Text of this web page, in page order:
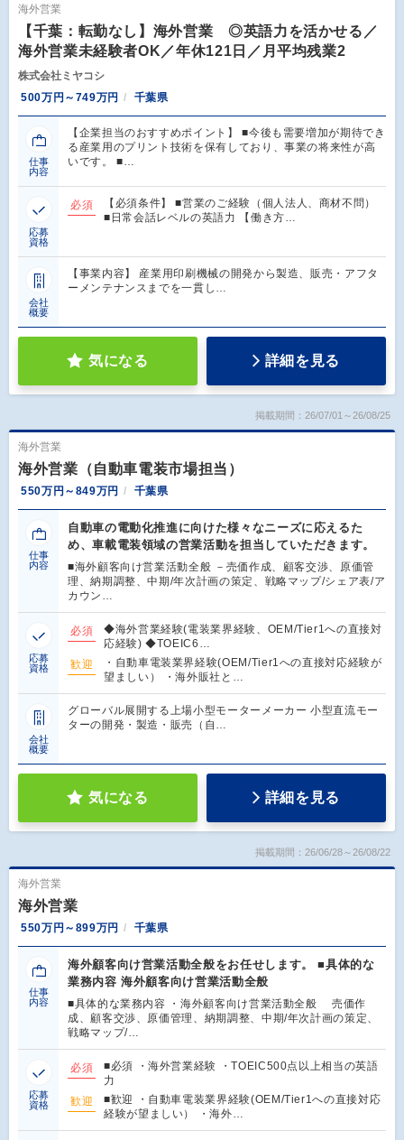
海外営業
【千葉：転勤なし】海外営業 ◎英語力を活かせる／
海外営業未経験者OK／年休121日／月平均残業2
株式会社ミヤコシ
500万円～749万円
千葉県
仕事
内容
【企業担当のおすすめポイント】 ■今後も需要増加が期待でき
る産業用のプリント技術を保有しており、事業の将来性が高
いです。 ■…
応募
資格
必須
【必須条件】 ■営業のご経験（個人法人、商材不問）
■日常会話レベルの英語力 【働き方…
会社
概要
【事業内容】 産業用印刷機械の開発から製造、販売・アフタ
ーメンテナンスまでを一貫し…
気になる 詳細を見る
掲載期間：26/07/01～26/08/25
海外営業
海外営業（自動車電装市場担当）
550万円～849万円 千葉県
仕事
内容
自動車の電動化推進に向けた様々なニーズに応えるた
め、車載電装領域の営業活動を担当していただきます。
■海外顧客向け営業活動全般 －売価作成、顧客交渉、原価管
理、納期調整、中期/年次計画の策定、戦略マップ/シェア表/ア
カウン…
応募
資格
必須
◆海外営業経験(電装業界経験、OEM/Tier1への直接対
応経験) ◆TOEIC6…
歓迎
・自動車電装業界経験(OEM/Tier1への直接対応経験が
望ましい） ・海外販社と…
会社
概要
グローバル展開する上場小型モーターメーカー 小型直流モー
ターの開発・製造・販売（自…
気になる 詳細を見る
掲載期間：26/06/28～26/08/22
海外営業
海外営業
550万円～899万円 千葉県
仕事
内容
海外顧客向け営業活動全般をお任せします。 ■具体的な
業務内容 海外顧客向け営業活動全般
■具体的な業務内容 ・海外顧客向け営業活動全般 売価作
成、顧客交渉、原価管理、納期調整、中期/年次計画の策定、
戦略マップ/…
応募
資格
必須
■必須 ・海外営業経験 ・TOEIC500点以上相当の英語
力
歓迎
■歓迎 ・自動車電装業界経験(OEM/Tier1への直接対応
経験が望ましい） ・海外…